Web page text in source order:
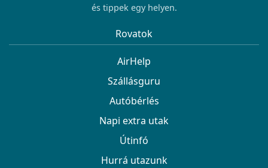
és tippek egy helyen.
Rovatok
AirHelp
Szállásguru
Autóbérlés
Napi extra utak
Útinfó
Hurrá utazunk